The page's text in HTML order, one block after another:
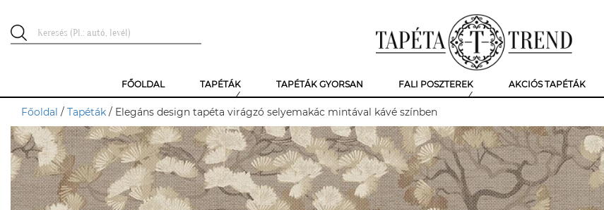
FŐOLDAL TAPÉTÁK TAPÉTÁK GYORSAN FALI POSZTEREK AKCIÓS TAPÉTÁK
Főoldal / Tapéták / Elegáns design tapéta virágzó selyemakác mintával kávé színben